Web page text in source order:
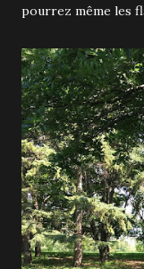
pourrez même les